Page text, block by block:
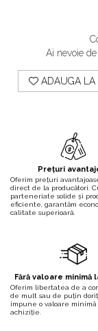
Ai nevoie
ADAUGA LA
Prețuri
Oferim prețuri
direct de la producători.
parteneriate solide și
eficiente, garantăm
calitate superioară.
Fără valoare minimă
Oferim libertatea de a
de mult sau de puțin
impune o valoare
achiziție.